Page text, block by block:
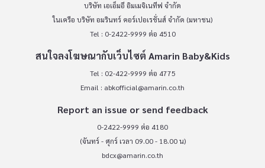
บริษัท เอเอ็มอี อิมเมจิเนทีฟ จำกัด
ในเครือ บริษัท อมรินทร์ คอร์เปอเรชั่นส์ จำกัด (มหาชน)
Tel : 0-2422-9999 ต่อ 4510
สนใจลงโฆษณากับเว็บไซต์ Amarin Baby&Kids
Tel : 02-422-9999 ต่อ 4775
Email : abkofficial@amarin.co.th
Report an issue or send feedback
0-2422-9999 ต่อ 4180
(จันทร์ - ศุกร์ เวลา 09.00 - 18.00 น)
bdcx@amarin.co.th